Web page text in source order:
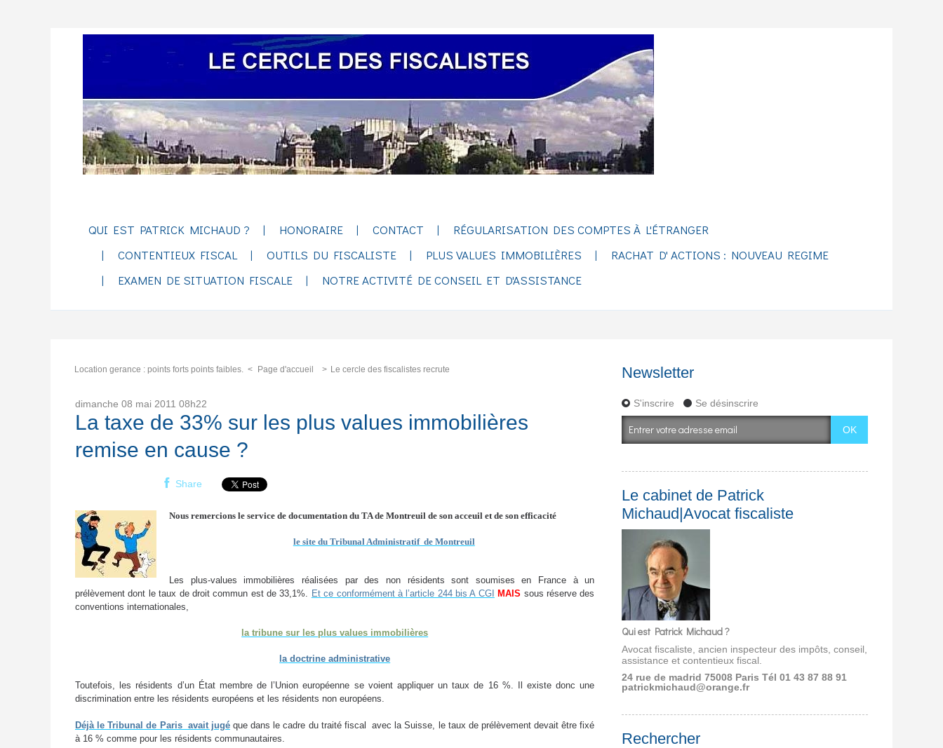
QUI EST PATRICK MICHAUD ? HONORAIRE CONTACT
RÉGULARISATION DES COMPTES À L'ÉTRANGER
CONTENTIEUX FISCAL
OUTILS DU FISCALISTE PLUS VALUES IMMOBILIÈRES
RACHAT D' ACTIONS : NOUVEAU REGIME
EXAMEN DE SITUATION FISCALE
NOTRE ACTIVITÉ DE CONSEIL ET D'ASSISTANCE
Location gerance : points forts points faibles. Page d'accueil Le cercle des fiscalistes recrute
dimanche 08 mai 2011 08h22
La taxe de 33% sur les plus values immobilières
remise en cause ?
Share
Nous remercions le service de documentation du TA de Montreuil de son acceuil et de son efficacité
le site du Tribunal Administratif de Montreuil
Les plus-values immobilières réalisées par des non résidents sont soumises en France à un
prélèvement dont le taux de droit commun est de 33,1%.
Et ce conformément à l’article 244 bis A CGI MAIS sous réserve des
conventions internationales,
la tribune sur les plus values immobilières
la doctrine administrative
Toutefois, les résidents d’un État membre de l’Union européenne se voient appliquer un taux de 16 %. Il existe donc une
discrimination entre les résidents européens et les résidents non européens.
Déjà le Tribunal de Paris avait jugéque dans le cadre du traité fiscal avec la Suisse, le taux de prélèvement devait être fixé
à 16 % comme pour les résidents communautaires.
Newsletter
S'inscrire Se désinscrire
Le cabinet de Patrick
Michaud|Avocat fiscaliste
Qui est Patrick Michaud ?
Avocat fiscaliste, ancien inspecteur des impôts, conseil,
assistance et contentieux fiscal.
24 rue de madrid 75008 ParisTél 01 43 87 88 91
patrickmichaud@orange.fr
Rechercher